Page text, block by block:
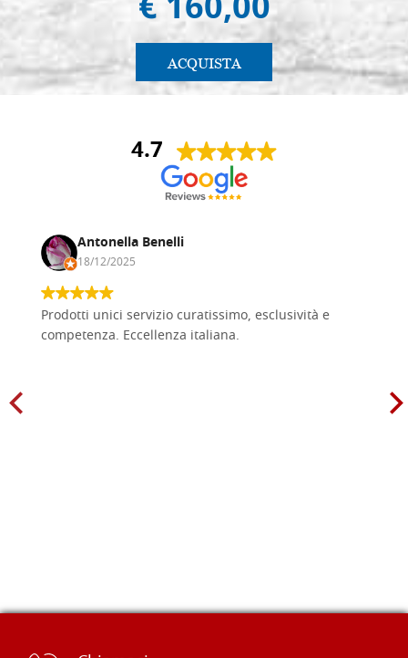
ACQUISTA
4.7
Antonella Benelli
18/12/2025
Prodotti unici servizio curatissimo, esclusività e
competenza. Eccellenza italiana.